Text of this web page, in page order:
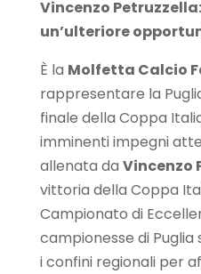
Vincenzo
un’ulteriore
È la Molfetta Calcio
rappresentare la
finale della Coppa
imminenti impegni
allenata da Vincenzo
vittoria della Coppa
Campionato di
campionesse di
i confini regionali per